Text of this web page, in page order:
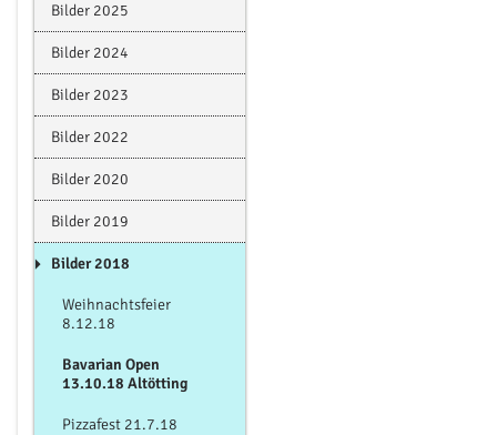
Bilder 2025
Bilder 2024
Bilder 2023
Bilder 2022
Bilder 2020
Bilder 2019
Bilder 2018
Weihnachtsfeier
8.12.18
Bavarian Open
13.10.18 Altötting
Pizzafest 21.7.18